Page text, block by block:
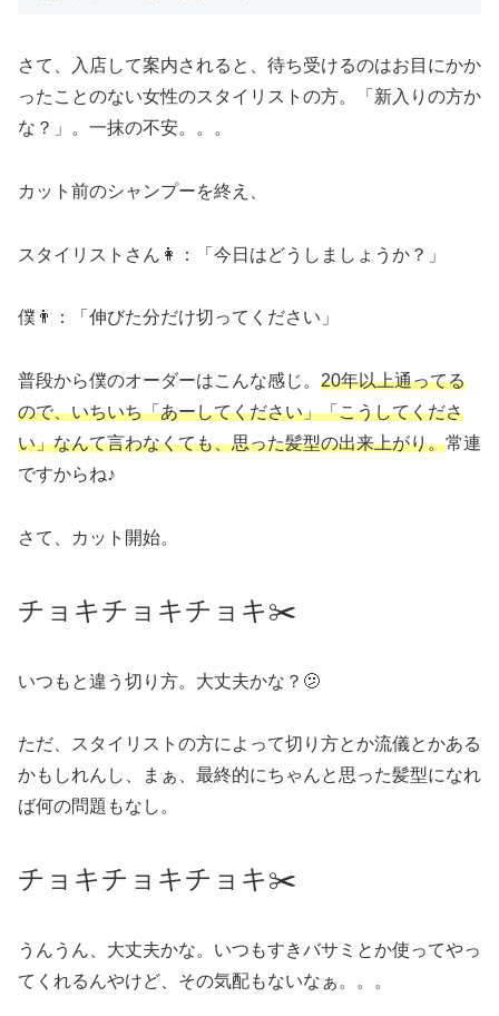
さて、入店して案内されると、待ち受けるのはお目にかか
ったことのない女性のスタイリストの方。「新入りの方か
な？」。一抹の不安。。。
カット前のシャンプーを終え、
スタイリストさん👩：「今日はどうしましょうか？」
僕👨：「伸びた分だけ切ってください」
普段から僕のオーダーはこんな感じ。 20年以上通ってる
ので、いちいち「あーしてください」「こうしてくださ
い」なんて言わなくても、思った髪型の出来上がり。常連
ですからね♪
さて、カット開始。
チョキチョキチョキ✂️
いつもと違う切り方。大丈夫かな？🫤
ただ、スタイリストの方によって切り方とか流儀とかある
かもしれんし、まぁ、最終的にちゃんと思った髪型になれ
ば何の問題もなし。
チョキチョキチョキ✂️
うんうん、大丈夫かな。いつもすきバサミとか使ってやっ
てくれるんやけど、その気配もないなぁ。。。